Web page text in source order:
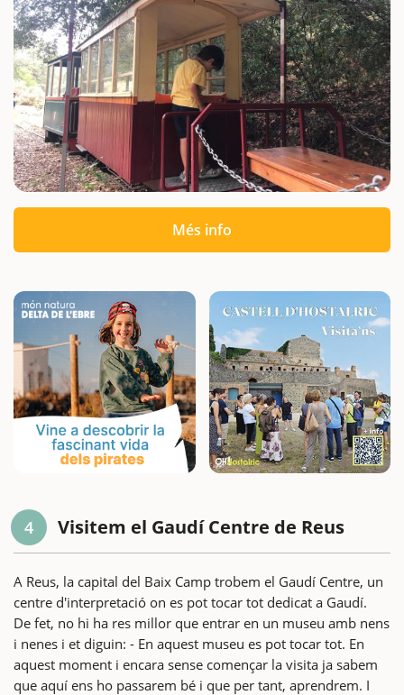
Més info
4 Visitem el Gaudí Centre de Reus
A Reus, la capital del Baix Camp trobem el Gaudí Centre, un
centre d'interpretació on es pot tocar tot dedicat a Gaudí.
De fet, no hi ha res millor que entrar en un museu amb nens
i nenes i et diguin: - En aquest museu es pot tocar tot. En
aquest moment i encara sense començar la visita ja sabem
que aquí ens ho passarem bé i que per tant, aprendrem. I